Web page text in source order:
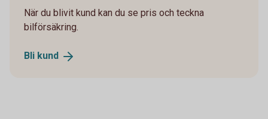
När du blivit kund kan du se pris och teckna
bilförsäkring.
Bli kund